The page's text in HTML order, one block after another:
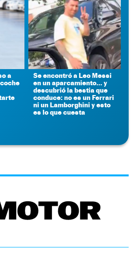
a
Se encontró a Leo Messi
en un aparcamiento... y
descubrió la bestia que
conduce: no es un Ferrari
ni un Lamborghini y esto
es lo que cuesta